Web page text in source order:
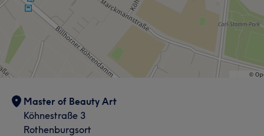
Master of Beauty Art
Köhnestraße 3
Rothenburgsort